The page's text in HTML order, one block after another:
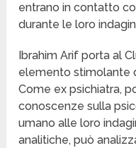
entrano in contatto
durante le loro
Ibrahim Arif porta al
elemento stimolante
Come ex psichiatra,
conoscenze sulla
umano alle loro
analitiche, può